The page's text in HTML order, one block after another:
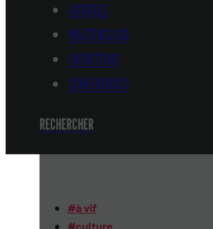
ARTICLES
MASTERCLASS
ENTRETIENS
CONFÉRENCES
RECHERCHER
#à vif